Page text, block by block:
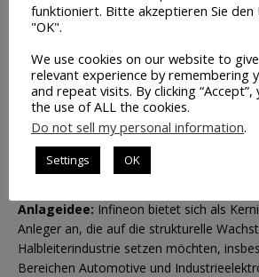
und wurde an allen deutschen
Hintergrund dieser starken Performance
Optimismus rund um die
Nachfrage, Elektromobilität und
Unternehmensmeldungen, die in der
intensiv diskutiert wurden. Nachdem
Infineon die passendenChips zur
energiehungrigen KI-Rechencenter
eine positive Stimmung entwickelt.
Anlageidee: Infineon bietet sich als
Anleger an, die auf die strukturelle
Halbleiterindustrie setzen möchten,
Bereichen Automotive und
funktioniert. Bitte akzeptieren Sie
"OK".
We use cookies on our website to
relevant experience by remembering
and repeat visits. By clicking
the use of ALL the cookies.
Do not sell my personal information.
Settings OK